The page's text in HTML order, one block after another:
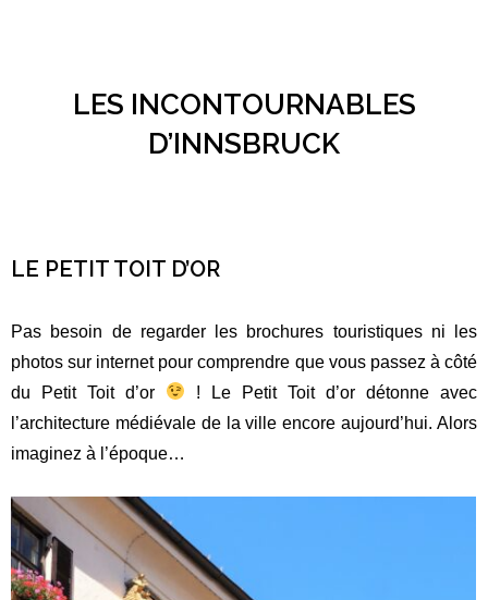
LES INCONTOURNABLES
D’INNSBRUCK
LE PETIT TOIT D’OR
Pas besoin de regarder les brochures touristiques ni les
photos sur internet pour comprendre que vous passez à côté
du Petit Toit d’or
! Le Petit Toit d’or détonne avec
l’architecture médiévale de la ville encore aujourd’hui. Alors
imaginez à l’époque…